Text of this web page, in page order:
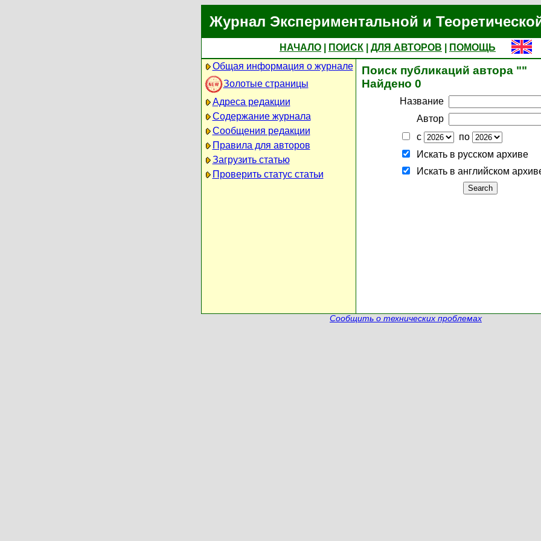
Журнал Экспериментальной и
НАЧАЛО ПОИСК ДЛЯ АВТОРОВ
ПОМОЩЬ
Общая информация о журнале
Золотые страницы
Адреса редакции
Содержание журнала
Сообщения редакции
Правила для авторов
Загрузить статью
Проверить статус статьи
Поиск публикаций автора ""
Найдено 0
Название
Автор
с
по
Искать в русском архиве
Искать в английском
Сообщить о технических проблемах